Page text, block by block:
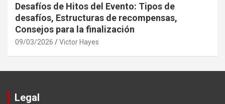
Desafíos de Hitos del Evento: Tipos de
desafíos, Estructuras de recompensas,
Consejos para la finalización
09/03/2026 Victor Hayes
Legal